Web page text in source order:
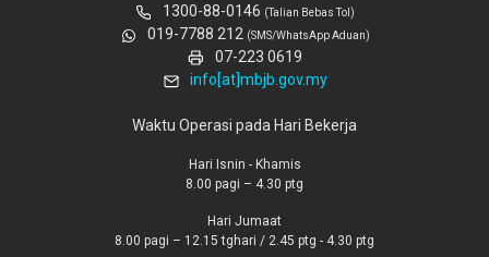
1300-88-0146 (Talian Bebas Tol)
019-7788 212 (SMS/WhatsApp Aduan)
07-223 0619
info[at]mbjb.gov.my
Waktu Operasi pada Hari Bekerja
Hari Isnin - Khamis
8.00 pagi – 4.30 ptg
Hari Jumaat
8.00 pagi – 12.15 tghari / 2.45 ptg - 4.30 ptg